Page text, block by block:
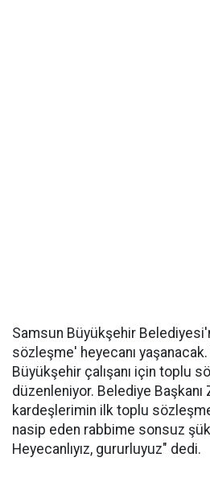
Samsun Büyükşehir
sözleşme' heyecanı yaşanacak.
Büyükşehir çalışanı için toplu
düzenleniyor. Belediye Başkanı
kardeşlerimin ilk toplu
nasip eden rabbime sonsuz
Heyecanlıyız, gururluyuz" dedi.